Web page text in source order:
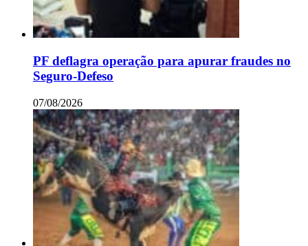
PF deflagra operação para apurar fraudes no
Seguro-Defeso
07/08/2026